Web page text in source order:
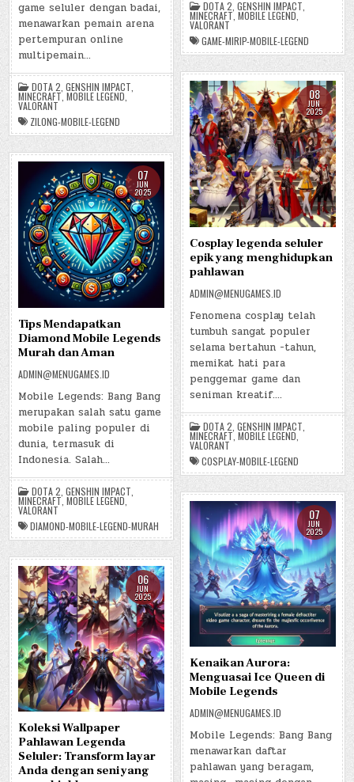
DOTA 2 ,GENSHIN IMPACT
MINECRAFT,MOBILE LEGEND
VALORANT
GAME-MIRIP-MOBILE-LEGEND
game seluler dengan badai,
menawarkan pemain arena
pertempuran online
multipemain…
DOTA 2 ,GENSHIN IMPACT
MINECRAFT,MOBILE LEGEND
VALORANT
ZILONG-MOBILE-LEGEND
08
JUN
2025
Cosplay legenda seluler
epik yang menghidupkan
pahlawan
ADMIN@MENUGAMES.ID
Fenomena cosplay telah
tumbuh sangat populer
selama bertahun -tahun,
memikat hati para
penggemar game dan
seniman kreatif….
DOTA 2 ,GENSHIN IMPACT
MINECRAFT,MOBILE LEGEND
VALORANT
COSPLAY-MOBILE-LEGEND
07
JUN
2025
Tips Mendapatkan
Diamond Mobile Legends
Murah dan Aman
ADMIN@MENUGAMES.ID
Mobile Legends: Bang Bang
merupakan salah satu game
mobile paling populer di
dunia, termasuk di
Indonesia. Salah…
DOTA 2 ,GENSHIN IMPACT
MINECRAFT,MOBILE LEGEND
VALORANT
DIAMOND-MOBILE-LEGEND-MURAH
07
JUN
2025
Kenaikan Aurora:
Menguasai Ice Queen di
Mobile Legends
ADMIN@MENUGAMES.ID
Mobile Legends: Bang Bang
menawarkan daftar
pahlawan yang beragam,
06
JUN
2025
Koleksi Wallpaper
Pahlawan Legenda
Seluler: Transform layar
Anda dengan seni yang